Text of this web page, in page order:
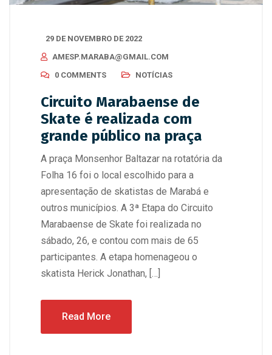
29 DE NOVEMBRO DE 2022
AMESP.MARABA@GMAIL.COM
0 COMMENTS
NOTÍCIAS
Circuito Marabaense de
Skate é realizada com
grande público na praça
A praça Monsenhor Baltazar na rotatória da
Folha 16 foi o local escolhido para a
apresentação de skatistas de Marabá e
outros municípios. A 3ª Etapa do Circuito
Marabaense de Skate foi realizada no
sábado, 26, e contou com mais de 65
participantes. A etapa homenageou o
skatista Herick Jonathan, […]
Read More